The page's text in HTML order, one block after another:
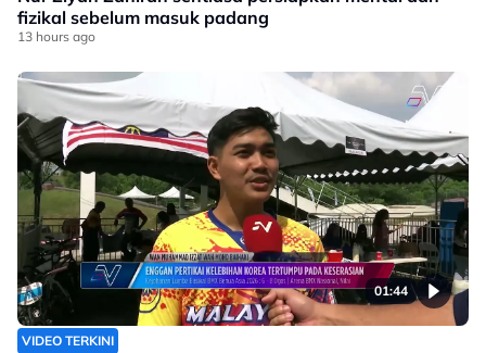
fizikal sebelum masuk padang
13 hours ago
01:44
VIDEO TERKINI